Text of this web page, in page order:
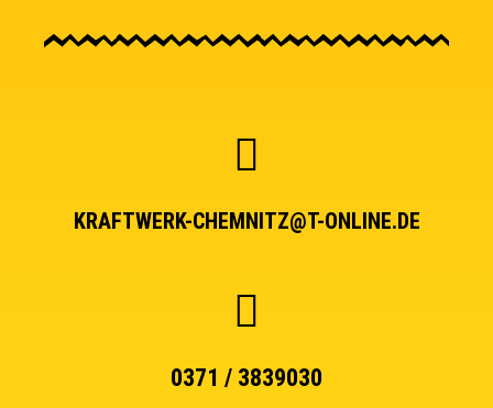
KRAFTWERK-CHEMNITZ@T-ONLINE.DE
0371 / 3839030